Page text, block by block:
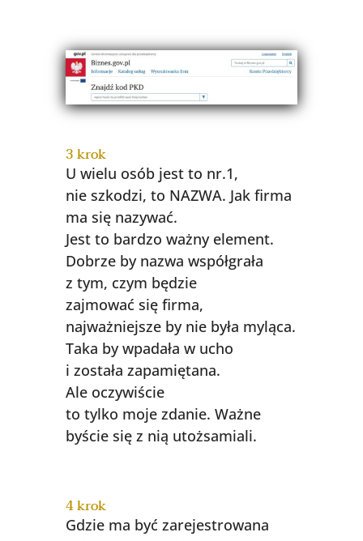
3 krok
U wielu osób jest to nr.1,
nie szkodzi, to NAZWA. Jak firma
ma się nazywać.
Jest to bardzo ważny element.
Dobrze by nazwa współgrała
z tym, czym będzie
zajmować się firma,
najważniejsze by nie była myląca.
Taka by wpadała w ucho
i została zapamiętana.
Ale oczywiście
to tylko moje zdanie. Ważne
byście się z nią utożsamiali.
4 krok
Gdzie ma być zarejestrowana